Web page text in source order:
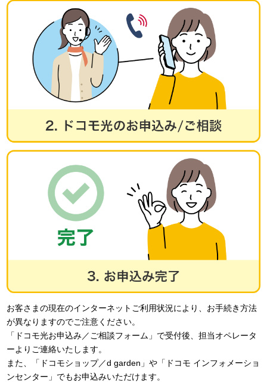
お客さまの現在のインターネットご利用状況により、お手続き方法
が異なりますのでご注意ください。
「ドコモ光お申込み／ご相談フォーム」で受付後、担当オペレータ
ーよりご連絡いたします。
また、「ドコモショップ／d garden」や「ドコモ インフォメーショ
ンセンター」でもお申込みいただけます。